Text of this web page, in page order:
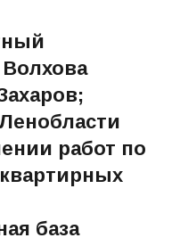
работ по